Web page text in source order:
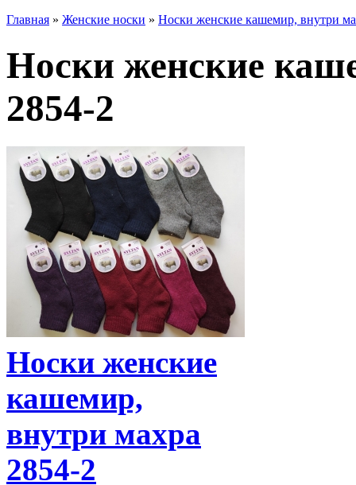
Главная » Женские носки » Носки женские кашемир, внутри
Носки женские
2854-2
Носки женские
кашемир,
внутри махра
2854-2